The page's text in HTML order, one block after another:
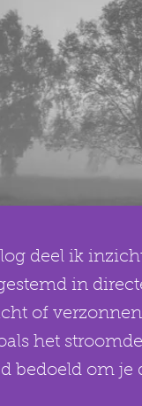
deel ik
in
of
het
bedoeld om je